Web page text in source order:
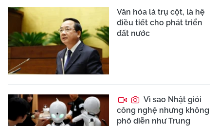
Văn hóa là trụ cột, là hệ
điều tiết cho phát triển
đất nước
Vì sao Nhật giỏi
công nghệ nhưng không
phô diễn như Trung